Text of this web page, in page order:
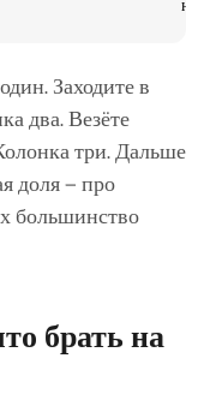
Заходите в
два. Везёте
три. Дальше
доля — про
большинство
брать на